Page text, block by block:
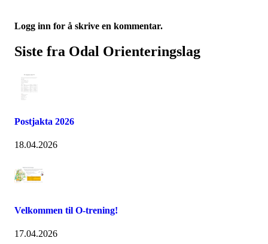
Logg inn for å skrive en kommentar.
Siste fra Odal Orienteringslag
Postjakta 2026
18.04.2026
Velkommen til O-trening!
17.04.2026